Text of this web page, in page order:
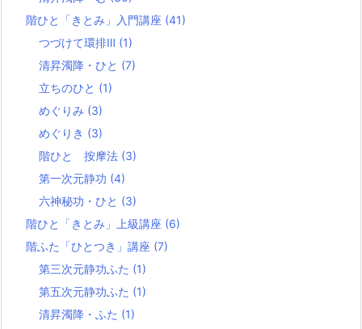
階ひと「きとみ」入門講座 (41)
つづけて環排Ⅲ (1)
清昇濁降・ひと (7)
立ちのひと (1)
めぐりみ (3)
めぐりき (3)
階ひと 按摩法 (3)
第一次元静功 (4)
六神秘功・ひと (3)
階ひと「きとみ」上級講座 (6)
階ふた「ひとつき」講座 (7)
第三次元静功ふた (1)
第五次元静功ふた (1)
清昇濁降・ふた (1)